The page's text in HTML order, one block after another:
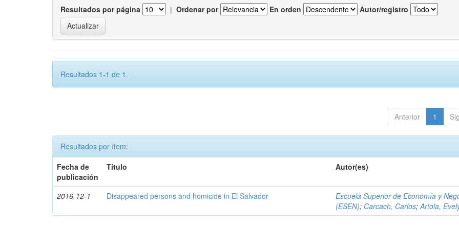
Resultados por página | Ordenar por En orden Autor/registro
Resultados 1-1 de 1.
Anterior 1
Resultados por ítem:
Fecha de
publicación
Título Autor(es)
2016-12-1 Disappeared persons and homicide in El Salvador
Escuela Superior de Economía y
(ESEN); Carcach, Carlos;Artola,